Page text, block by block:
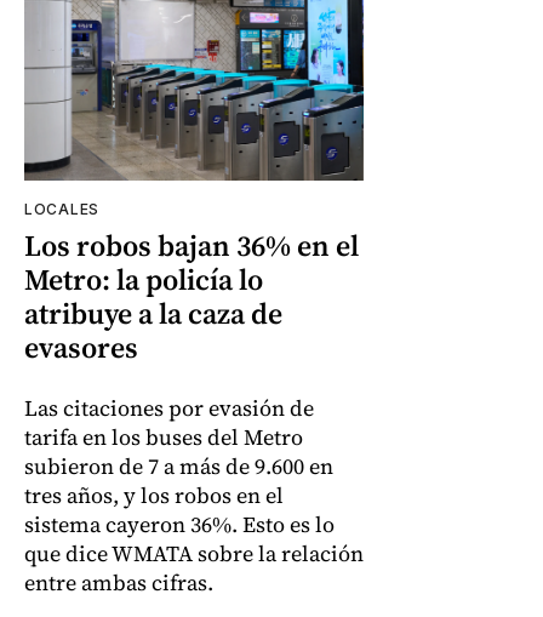
LOCALES
Los robos bajan 36% en el
Metro: la policía lo
atribuye a la caza de
evasores
Las citaciones por evasión de
tarifa en los buses del Metro
subieron de 7 a más de 9.600 en
tres años, y los robos en el
sistema cayeron 36%. Esto es lo
que dice WMATA sobre la relación
entre ambas cifras.